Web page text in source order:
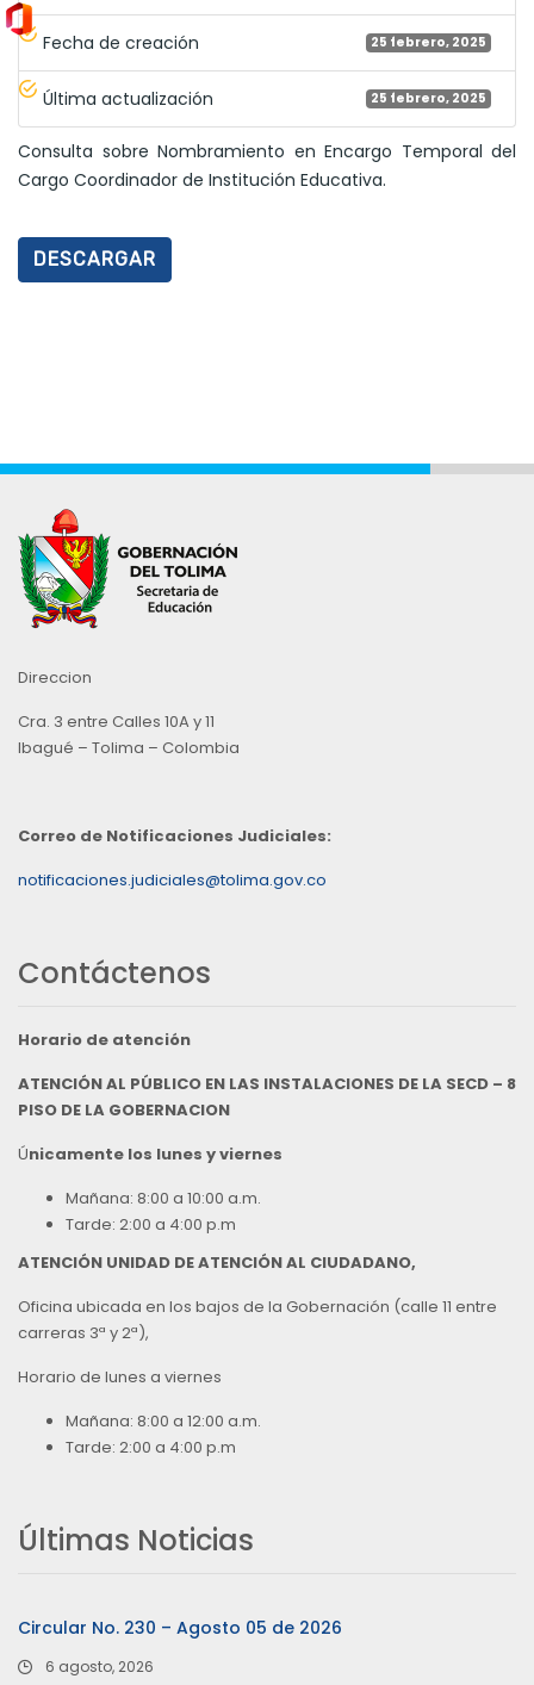
Fecha de creación 25 febrero, 2025
Última actualización 25 febrero, 2025
Consulta sobre Nombramiento en Encargo Temporal del
Cargo Coordinador de Institución Educativa.
DESCARGAR
Direccion
Cra. 3 entre Calles 10A y 11
Ibagué – Tolima – Colombia
Correo de Notificaciones Judiciales:
notificaciones.judiciales@tolima.gov.co
Contáctenos
Horario de atención
ATENCIÓN AL PÚBLICO EN LAS INSTALACIONES DE LA SECD – 8
PISO DE LA GOBERNACION
Únicamente los lunes y viernes
Mañana: 8:00 a 10:00 a.m.
Tarde: 2:00 a 4:00 p.m
ATENCIÓN UNIDAD DE ATENCIÓN AL CIUDADANO,
Oficina ubicada en los bajos de la Gobernación (calle 11 entre
carreras 3ª y 2ª),
Horario de lunes a viernes
Mañana: 8:00 a 12:00 a.m.
Tarde: 2:00 a 4:00 p.m
Últimas Noticias
Circular No. 230 – Agosto 05 de 2026
6 agosto, 2026